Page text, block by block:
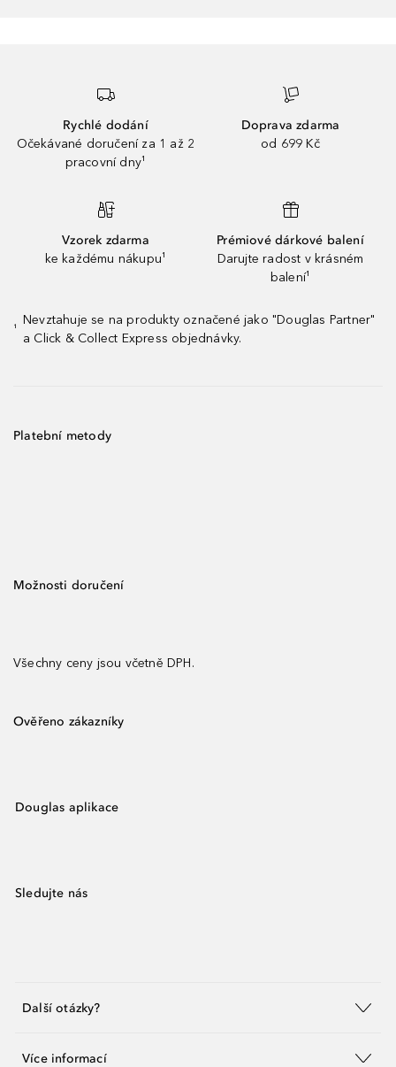
Rychlé dodání
Očekávané doručení za 1 až 2
pracovní dny¹
Doprava zdarma
od 699 Kč
Vzorek zdarma
ke každému nákupu¹
Prémiové dárkové balení
Darujte radost v krásném
balení¹
¹
Nevztahuje se na produkty označené jako "Douglas Partner"
a Click & Collect Express objednávky.
Platební metody
Možnosti doručení
Všechny ceny jsou včetně DPH.
Ověřeno zákazníky
Douglas aplikace
Sledujte nás
Další otázky?
Více informací